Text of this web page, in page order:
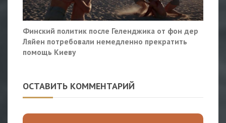
Финский политик после Геленджика от фон дер
Ляйен потребовали немедленно прекратить
помощь Киеву
ОСТАВИТЬ КОММЕНТАРИЙ